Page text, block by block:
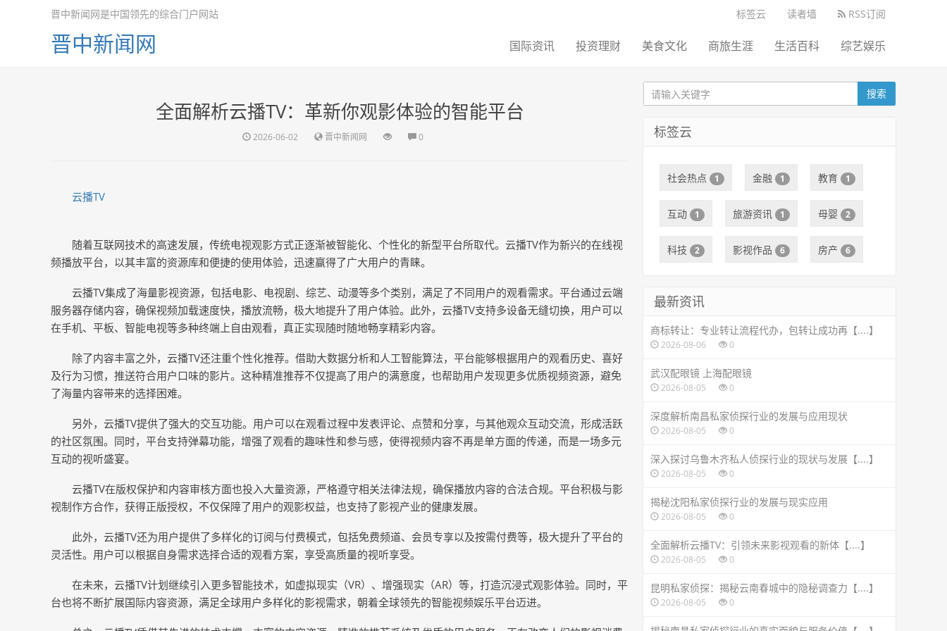
标签云 读者墙 RSS订阅
晋中新闻网是中国领先的综合门户网站
晋中新闻网 国际资讯 投资理财 美食文化 商旅生涯 生活百科 综艺娱乐
全面解析云播TV：革新你观影体验的智能平台
2026-06-02 晋中新闻网 0
云播TV
随着互联网技术的高速发展，传统电视观影方式正逐渐被智能化、个性化的新型平台所取代。云播TV作为新兴的在线视
频播放平台，以其丰富的资源库和便捷的使用体验，迅速赢得了广大用户的青睐。
云播TV集成了海量影视资源，包括电影、电视剧、综艺、动漫等多个类别，满足了不同用户的观看需求。平台通过云端
服务器存储内容，确保视频加载速度快，播放流畅，极大地提升了用户体验。此外，云播TV支持多设备无缝切换，用户可以
在手机、平板、智能电视等多种终端上自由观看，真正实现随时随地畅享精彩内容。
除了内容丰富之外，云播TV还注重个性化推荐。借助大数据分析和人工智能算法，平台能够根据用户的观看历史、喜好
及行为习惯，推送符合用户口味的影片。这种精准推荐不仅提高了用户的满意度，也帮助用户发现更多优质视频资源，避免
了海量内容带来的选择困难。
另外，云播TV提供了强大的交互功能。用户可以在观看过程中发表评论、点赞和分享，与其他观众互动交流，形成活跃
的社区氛围。同时，平台支持弹幕功能，增强了观看的趣味性和参与感，使得视频内容不再是单方面的传递，而是一场多元
互动的视听盛宴。
云播TV在版权保护和内容审核方面也投入大量资源，严格遵守相关法律法规，确保播放内容的合法合规。平台积极与影
视制作方合作，获得正版授权，不仅保障了用户的观影权益，也支持了影视产业的健康发展。
此外，云播TV还为用户提供了多样化的订阅与付费模式，包括免费频道、会员专享以及按需付费等，极大提升了平台的
灵活性。用户可以根据自身需求选择合适的观看方案，享受高质量的视听享受。
在未来，云播TV计划继续引入更多智能技术，如虚拟现实（VR）、增强现实（AR）等，打造沉浸式观影体验。同时，平
台也将不断扩展国际内容资源，满足全球用户多样化的影视需求，朝着全球领先的智能视频娱乐平台迈进。
搜索
标签云
社会热点 1 金融 1 教育 1
互动 1 旅游资讯 1 母婴 2
科技 2 影视作品 6 房产 6
最新资讯
商标转让：专业转让流程代办，包转让成功再【....】
2026-08-06 0
武汉配眼镜 上海配眼镜
2026-08-05 0
深度解析南昌私家侦探行业的发展与应用现状
2026-08-05 0
深入探讨乌鲁木齐私人侦探行业的现状与发展【....】
2026-08-05 0
揭秘沈阳私家侦探行业的发展与现实应用
2026-08-05 0
全面解析云播TV：引领未来影视观看的新体【....】
2026-08-05 0
昆明私家侦探：揭秘云南春城中的隐秘调查力【....】
2026-08-05 0